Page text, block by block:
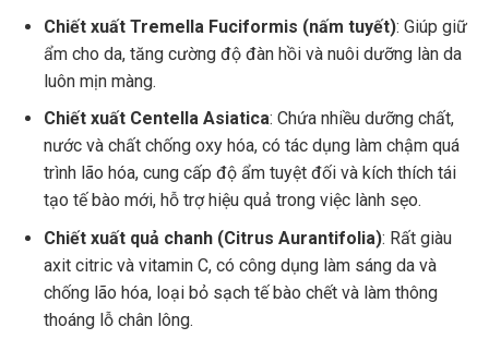
Chiết xuất Tremella Fuciformis (nấm tuyết): Giúp giữ
ẩm cho da, tăng cường độ đàn hồi và nuôi dưỡng làn da
luôn mịn màng.
Chiết xuất Centella Asiatica: Chứa nhiều dưỡng chất,
nước và chất chống oxy hóa, có tác dụng làm chậm quá
trình lão hóa, cung cấp độ ẩm tuyệt đối và kích thích tái
tạo tế bào mới, hỗ trợ hiệu quả trong việc lành sẹo.
Chiết xuất quả chanh (Citrus Aurantifolia): Rất giàu
axit citric và vitamin C, có công dụng làm sáng da và
chống lão hóa, loại bỏ sạch tế bào chết và làm thông
thoáng lỗ chân lông.